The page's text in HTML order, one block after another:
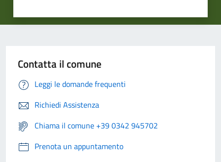
Contatta il comune
Leggi le domande frequenti
Richiedi Assistenza
Chiama il comune +39 0342 945702
Prenota un appuntamento